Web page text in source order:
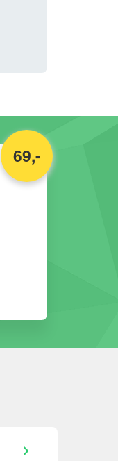
69,-